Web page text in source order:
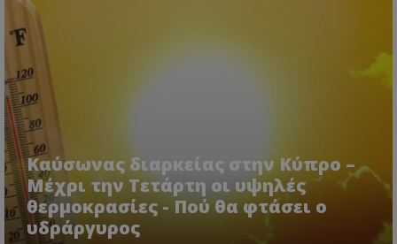
Καύσωνας διαρκείας στην Κύπρο –
Μέχρι την Τετάρτη οι υψηλές
θερμοκρασίες - Πού θα φτάσει ο
υδράργυρος